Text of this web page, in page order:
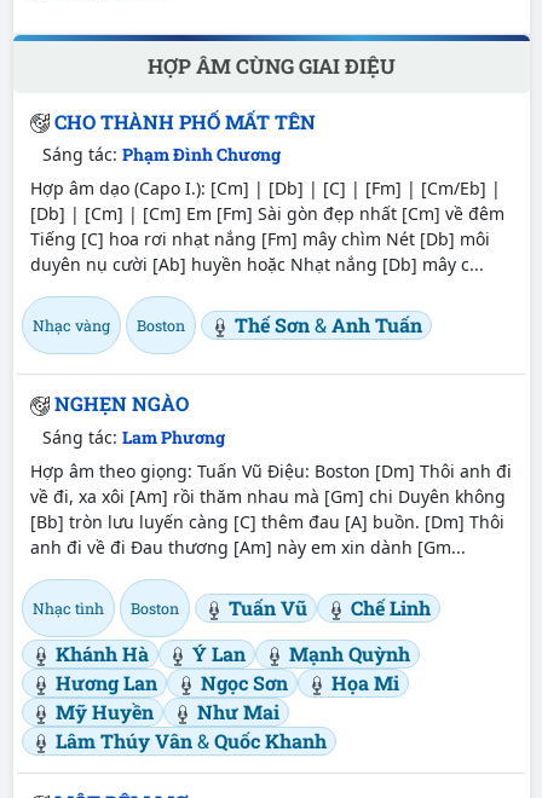
HỢP ÂM CÙNG GIAI ĐIỆU
CHO THÀNH PHỐ MẤT TÊN
Sáng tác: Phạm Đình Chương
Hợp âm dạo (Capo I.): [Cm] | [Db] | [C] | [Fm] | [Cm/Eb] |
[Db] | [Cm] | [Cm] Em [Fm] Sài gòn đẹp nhất [Cm] về đêm
Tiếng [C] hoa rơi nhạt nắng [Fm] mây chìm Nét [Db] môi
duyên nụ cười [Ab] huyền hoặc Nhạt nắng [Db] mây c...
Nhạc vàng Boston Thế Sơn&Anh Tuấn
NGHẸN NGÀO
Sáng tác: Lam Phương
Hợp âm theo giọng: Tuấn Vũ Điệu: Boston [Dm] Thôi anh đi
về đi, xa xôi [Am] rồi thăm nhau mà [Gm] chi Duyên không
[Bb] tròn lưu luyến càng [C] thêm đau [A] buồn. [Dm] Thôi
anh đi về đi Ðau thương [Am] này em xin dành [Gm...
Nhạc tình Boston Tuấn Vũ
Chế Linh
Khánh Hà
Ý Lan
Mạnh Quỳnh
Hương Lan
Ngọc Sơn
Họa Mi
Mỹ Huyền
Như Mai
Lâm Thúy Vân&Quốc Khanh